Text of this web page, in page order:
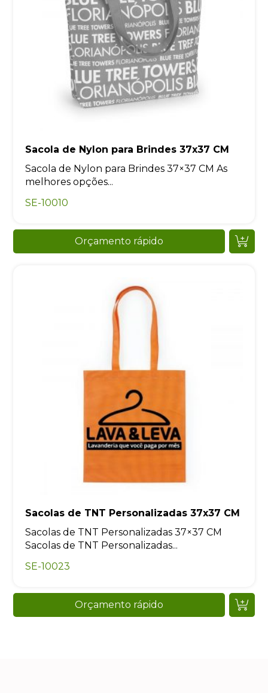
Sacola de Nylon para Brindes 37x37 CM
Sacola de Nylon para Brindes 37×37 CM As
melhores opções...
SE-10010
Orçamento rápido
Sacolas de TNT Personalizadas 37x37 CM
Sacolas de TNT Personalizadas 37×37 CM
Sacolas de TNT Personalizadas...
SE-10023
Orçamento rápido